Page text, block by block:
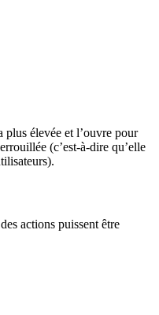
plus élevée et l’ouvre pour
(c’est-à-dire qu’elle
actions puissent être